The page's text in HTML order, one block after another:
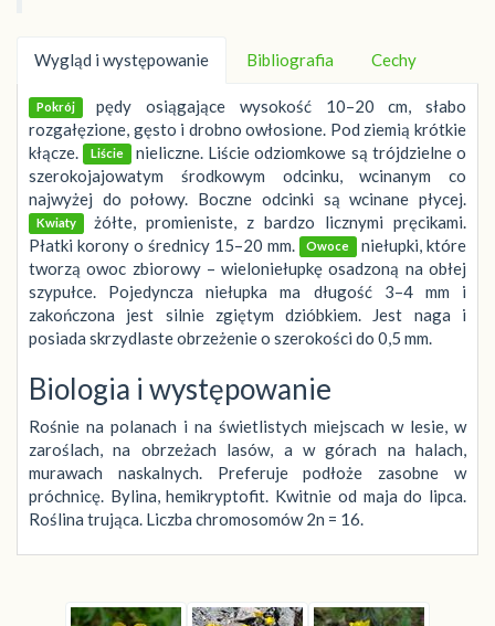
Wygląd i występowanie Bibliografia Cechy
Pokrój pędy osiągające wysokość 10–20 cm, słabo
rozgałęzione, gęsto i drobno owłosione. Pod ziemią krótkie
kłącze.
Liście nieliczne. Liście odziomkowe są trójdzielne o
szerokojajowatym środkowym odcinku, wcinanym co
najwyżej do połowy. Boczne odcinki są wcinane płycej.
Kwiaty żółte, promieniste, z bardzo licznymi pręcikami.
Płatki korony o średnicy 15–20 mm.
Owoce
niełupki, które
tworzą owoc zbiorowy – wieloniełupkę osadzoną na obłej
szypułce. Pojedyncza niełupka ma długość 3–4 mm i
zakończona jest silnie zgiętym dzióbkiem. Jest naga i
posiada skrzydlaste obrzeżenie o szerokości do 0,5 mm.
Biologia i występowanie
Rośnie na polanach i na świetlistych miejscach w lesie, w
zaroślach, na obrzeżach lasów, a w górach na halach,
murawach naskalnych. Preferuje podłoże zasobne w
próchnicę. Bylina, hemikryptofit. Kwitnie od maja do lipca.
Roślina trująca. Liczba chromosomów 2n = 16.